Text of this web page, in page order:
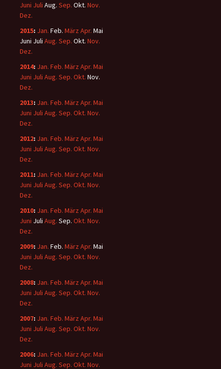
Juni Juli Aug. Sep. Okt. Nov.
Dez.
2015: Jan. Feb. März Apr. Mai
Juni Juli Aug. Sep. Okt. Nov.
Dez.
2014: Jan. Feb. März Apr. Mai
Juni Juli Aug. Sep. Okt. Nov.
Dez.
2013: Jan. Feb. März Apr. Mai
Juni Juli Aug. Sep. Okt. Nov.
Dez.
2012: Jan. Feb. März Apr. Mai
Juni Juli Aug. Sep. Okt. Nov.
Dez.
2011: Jan. Feb. März Apr. Mai
Juni Juli Aug. Sep. Okt. Nov.
Dez.
2010: Jan. Feb. März Apr. Mai
Juni Juli Aug. Sep. Okt. Nov.
Dez.
2009: Jan. Feb. März Apr. Mai
Juni Juli Aug. Sep. Okt. Nov.
Dez.
2008: Jan. Feb. März Apr. Mai
Juni Juli Aug. Sep. Okt. Nov.
Dez.
2007: Jan. Feb. März Apr. Mai
Juni Juli Aug. Sep. Okt. Nov.
Dez.
2006: Jan. Feb. März Apr. Mai
Juni Juli Aug. Sep. Okt. Nov.